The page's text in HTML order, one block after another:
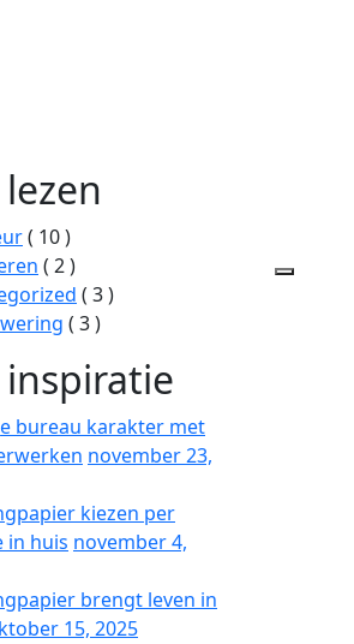
( 10 )
( 2 )
( 3 )
( 3 )
bureau karakter met
november 23,
kiezen per
in huis november 4,
brengt leven in
15, 2025